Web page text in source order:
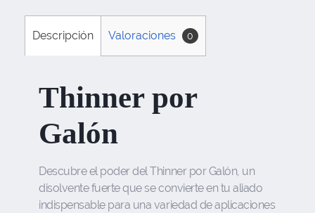
Descripción Valoraciones 0
Thinner por
Galón
Descubre el poder del Thinner por Galón, un
disolvente fuerte que se convierte en tu aliado
indispensable para una variedad de aplicaciones